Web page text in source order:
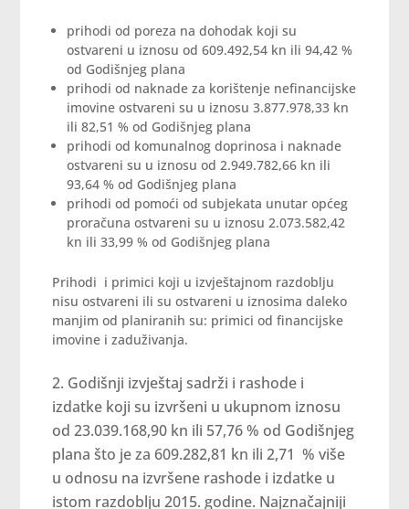
prihodi od poreza na dohodak koji su
ostvareni u iznosu od 609.492,54 kn ili 94,42 %
od Godišnjeg plana
prihodi od naknade za korištenje nefinancijske
imovine ostvareni su u iznosu 3.877.978,33 kn
ili 82,51 % od Godišnjeg plana
prihodi od komunalnog doprinosa i naknade
ostvareni su u iznosu od 2.949.782,66 kn ili
93,64 % od Godišnjeg plana
prihodi od pomoći od subjekata unutar općeg
proračuna ostvareni su u iznosu 2.073.582,42
kn ili 33,99 % od Godišnjeg plana
Prihodi i primici koji u izvještajnom razdoblju
nisu ostvareni ili su ostvareni u iznosima daleko
manjim od planiranih su: primici od financijske
imovine i zaduživanja.
Godišnji izvještaj sadrži i rashode i
izdatke koji su izvršeni u ukupnom iznosu
od 23.039.168,90 kn ili 57,76 % od Godišnjeg
plana što je za 609.282,81 kn ili 2,71 % više
u odnosu na izvršene rashode i izdatke u
istom razdoblju 2015. godine. Najznačajniji